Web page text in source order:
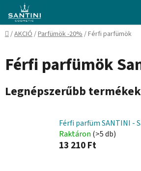
fő
tartalomhoz
Kezdőlap
/AKCIÓ/Parfümök -20%/Férfi parfümök
Férfi parfümök
Legnépszerűbb termékek
Férfi parfüm SANTINI -
Raktáron (>5 db)
13 210 Ft